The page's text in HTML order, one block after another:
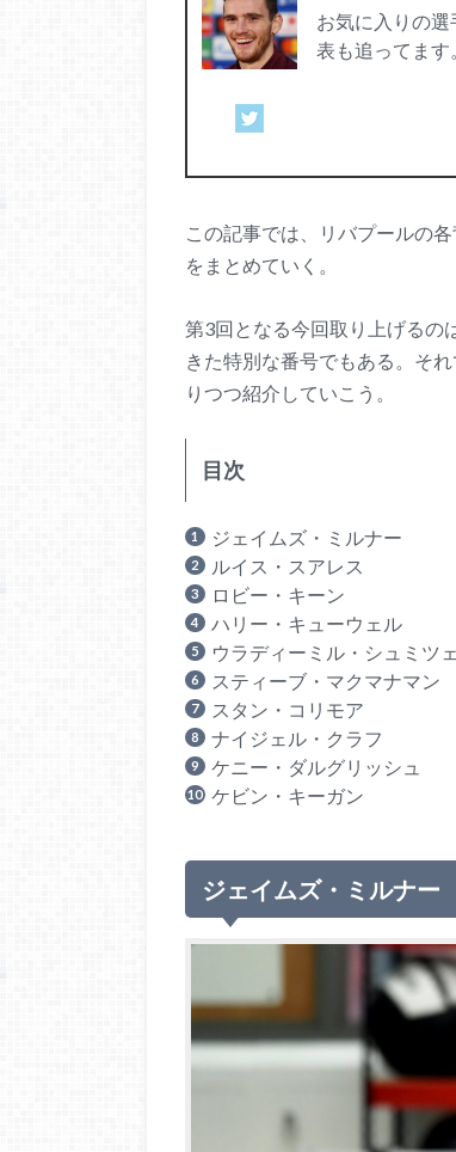
お気に入りの
表も追ってます
この記事では、リバプールの
をまとめていく。
第3回となる今回取り上げるの
きた特別な番号でもある。そ
りつつ紹介していこう。
目次
ジェイムズ・ミルナー
ルイス・スアレス
ロビー・キーン
ハリー・キューウェル
ウラディーミル・シュミツ
スティーブ・マクマナマン
スタン・コリモア
ナイジェル・クラフ
ケニー・ダルグリッシュ
ケビン・キーガン
ジェイムズ・ミルナー